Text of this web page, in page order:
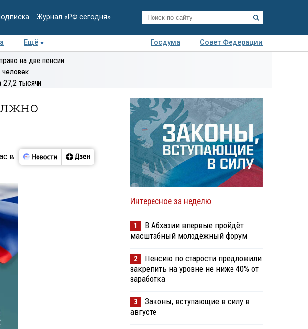
Журнал «РФ сегодня»
Ещё Госдума
Совет Федерации
Деловая
на две пенсии
27,2 тысячи
в
Интересное за неделю
1
В Абхазии впервые пройдёт
масштабный молодёжный форум
2
Пенсию по старости предложили
закрепить на уровне не ниже 40% от
заработка
3
Законы, вступающие в силу в
августе